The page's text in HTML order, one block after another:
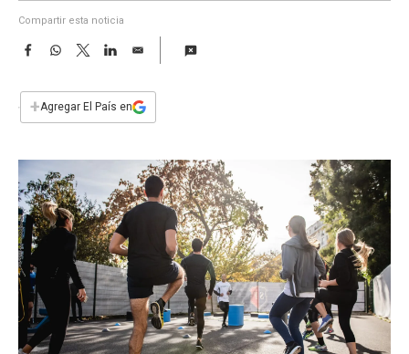
Compartir esta noticia
F
e
b
W
s
p
T
w
t
L
E
i
l
+Agregar El País en